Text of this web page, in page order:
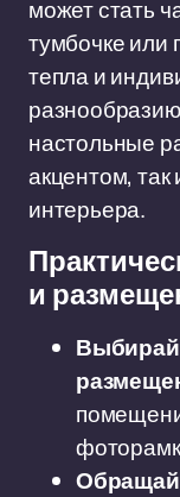
может стать
тумбочке или
тепла и
настольные
акцентом,
интерьера.
и